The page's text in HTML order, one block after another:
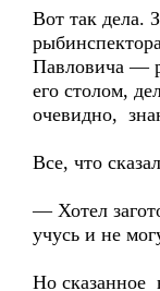
Вот так дела.
Павловича —
его столом,
очевидно,
Все, что
— Хотел
учусь и не
Но сказанное